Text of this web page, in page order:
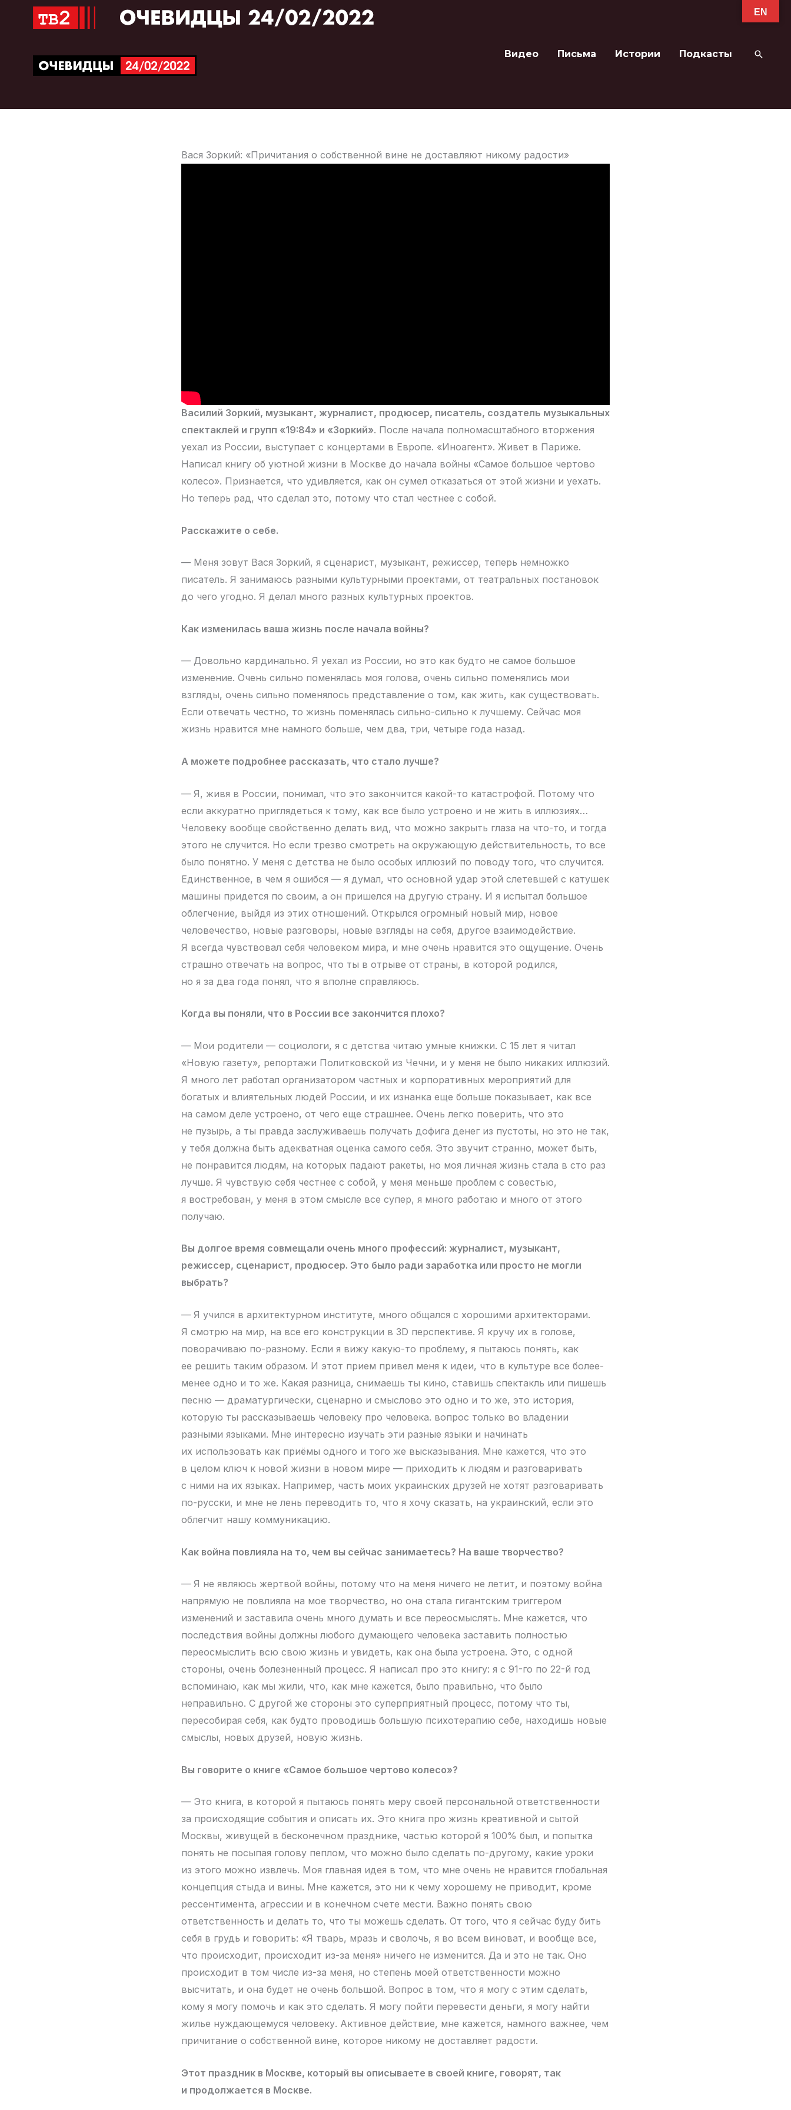
Перейти
Видео Письма Истории Подкасты Поиск
Вася Зоркий: «Причитания о собственной вине не доставляют никому радости»
Василий Зоркий, музыкант, журналист, продюсер, писатель, создатель музыкальных
спектаклей и групп «19:84» и «Зоркий». После начала полномасштабного вторжения
уехал из России, выступает с концертами в Европе. «Иноагент». Живет в Париже.
Написал книгу об уютной жизни в Москве до начала войны «Самое большое чертово
колесо». Признается, что удивляется, как он сумел отказаться от этой жизни и уехать.
Но теперь рад, что сделал это, потому что стал честнее с собой.
Расскажите о себе.
— Меня зовут Вася Зоркий, я сценарист, музыкант, режиссер, теперь немножко
писатель. Я занимаюсь разными культурными проектами, от театральных постановок
до чего угодно. Я делал много разных культурных проектов.
Как изменилась ваша жизнь после начала войны?
— Довольно кардинально. Я уехал из России, но это как будто не самое большое
изменение. Очень сильно поменялась моя голова, очень сильно поменялись мои
взгляды, очень сильно поменялось представление о том, как жить, как существовать.
Если отвечать честно, то жизнь поменялась сильно-сильно к лучшему. Сейчас моя
жизнь нравится мне намного больше, чем два, три, четыре года назад.
А можете подробнее рассказать, что стало лучше?
— Я, живя в России, понимал, что это закончится какой-то катастрофой. Потому что
если аккуратно приглядеться к тому, как все было устроено и не жить в иллюзиях…
Человеку вообще свойственно делать вид, что можно закрыть глаза на что-то, и тогда
этого не случится. Но если трезво смотреть на окружающую действительность, то все
было понятно. У меня с детства не было особых иллюзий по поводу того, что случится.
Единственное, в чем я ошибся — я думал, что основной удар этой слетевшей с катушек
машины придется по своим, а он пришелся на другую страну. И я испытал большое
облегчение, выйдя из этих отношений. Открылся огромный новый мир, новое
человечество, новые разговоры, новые взгляды на себя, другое взаимодействие.
Я всегда чувствовал себя человеком мира, и мне очень нравится это ощущение. Очень
страшно отвечать на вопрос, что ты в отрыве от страны, в которой родился,
но я за два года понял, что я вполне справляюсь.
Когда вы поняли, что в России все закончится плохо?
— Мои родители — социологи, я с детства читаю умные книжки. С 15 лет я читал
«Новую газету», репортажи Политковской из Чечни, и у меня не было никаких иллюзий.
Я много лет работал организатором частных и корпоративных мероприятий для
богатых и влиятельных людей России, и их изнанка еще больше показывает, как все
на самом деле устроено, от чего еще страшнее. Очень легко поверить, что это
не пузырь, а ты правда заслуживаешь получать дофига денег из пустоты, но это не так,
у тебя должна быть адекватная оценка самого себя. Это звучит странно, может быть,
не понравится людям, на которых падают ракеты, но моя личная жизнь стала в сто раз
лучше. Я чувствую себя честнее с собой, у меня меньше проблем с совестью,
я востребован, у меня в этом смысле все супер, я много работаю и много от этого
получаю.
Вы долгое время совмещали очень много профессий: журналист, музыкант,
режиссер, сценарист, продюсер. Это было ради заработка или просто не могли
выбрать?
— Я учился в архитектурном институте, много общался с хорошими архитекторами.
Я смотрю на мир, на все его конструкции в 3D перспективе. Я кручу их в голове,
поворачиваю по-разному. Если я вижу какую-то проблему, я пытаюсь понять, как
ее решить таким образом. И этот прием привел меня к идеи, что в культуре все более-
менее одно и то же. Какая разница, снимаешь ты кино, ставишь спектакль или пишешь
песню — драматургически, сценарно и смыслово это одно и то же, это история,
которую ты рассказываешь человеку про человека. вопрос только во владении
разными языками. Мне интересно изучать эти разные языки и начинать
их использовать как приёмы одного и того же высказывания. Мне кажется, что это
в целом ключ к новой жизни в новом мире — приходить к людям и разговаривать
с ними на их языках. Например, часть моих украинских друзей не хотят разговаривать
по-русски, и мне не лень переводить то, что я хочу сказать, на украинский, если это
облегчит нашу коммуникацию.
Как война повлияла на то, чем вы сейчас занимаетесь? На ваше творчество?
— Я не являюсь жертвой войны, потому что на меня ничего не летит, и поэтому война
напрямую не повлияла на мое творчество, но она стала гигантским триггером
изменений и заставила очень много думать и все переосмыслять. Мне кажется, что
последствия войны должны любого думающего человека заставить полностью
переосмыслить всю свою жизнь и увидеть, как она была устроена. Это, с одной
стороны, очень болезненный процесс. Я написал про это книгу: я с 91-го по 22-й год
вспоминаю, как мы жили, что, как мне кажется, было правильно, что было
неправильно. С другой же стороны это суперприятный процесс, потому что ты,
пересобирая себя, как будто проводишь большую психотерапию себе, находишь новые
смыслы, новых друзей, новую жизнь.
Вы говорите о книге «Самое большое чертово колесо»?
— Это книга, в которой я пытаюсь понять меру своей персональной ответственности
за происходящие события и описать их. Это книга про жизнь креативной и сытой
Москвы, живущей в бесконечном празднике, частью которой я 100% был, и попытка
понять не посыпая голову пеплом, что можно было сделать по-другому, какие уроки
из этого можно извлечь. Моя главная идея в том, что мне очень не нравится глобальная
концепция стыда и вины. Мне кажется, это ни к чему хорошему не приводит, кроме
рессентимента, агрессии и в конечном счете мести. Важно понять свою
ответственность и делать то, что ты можешь сделать. От того, что я сейчас буду бить
себя в грудь и говорить: «Я тварь, мразь и сволочь, я во всем виноват, и вообще все,
что происходит, происходит из-за меня» ничего не изменится. Да и это не так. Оно
происходит в том числе из-за меня, но степень моей ответственности можно
высчитать, и она будет не очень большой. Вопрос в том, что я могу с этим сделать,
кому я могу помочь и как это сделать. Я могу пойти перевести деньги, я могу найти
жилье нуждающемуся человеку. Активное действие, мне кажется, намного важнее, чем
причитание о собственной вине, которое никому не доставляет радости.
Этот праздник в Москве, который вы описываете в своей книге, говорят, так
и продолжается в Москве.
EN